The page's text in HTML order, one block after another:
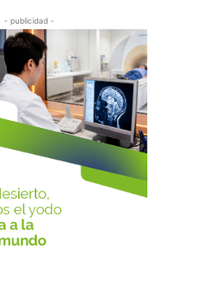
- publicidad -